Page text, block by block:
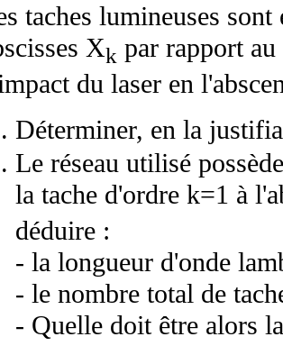
taches lumineuses
Xk par rapport
du laser en
Déterminer, en la
Le réseau utilisé
la tache d'ordre k=1 à
déduire :
- la longueur d'onde
- le nombre total de
- Quelle doit être alors